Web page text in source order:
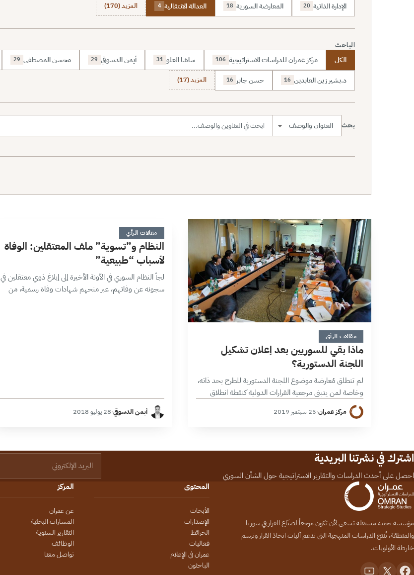
الإدارة الذاتية 20 المعارضة السورية 18 العدالة الانتقالية 4 المزيد (170)
الباحث
الكل مركز عمران للدراسات الاستراتيجية 106 ساشا العلو 31 أيمن الدسوقي 29 محسن المصطفى 29
د.بشير زين العابدين 16 حسن جابر 16 المزيد (17)
بحث نطاق البحث
5 دقائق
مقالات الرأي
ماذا بقي للسوريين بعد إعلان تشكيل
اللجنة الدستورية؟
لم تنطلق مُعارضة موضوع اللجنة الدستورية للطرح بحد ذاته،
وخاصة لمن يتبنى مرجعية القرارات الدولية كنقطة انطلاق
لحل المعضلة السورية، فموضوع طرح دستور جديد للبلاد،
يشغل حيزاً ما من فقرات…
مركز عمران·25 سبتمبر 2019
ا3 دقائق
مقالات الرأي
النظام و”تسوية” ملف المعتقلين: الوفاة
لأسباب “طبيعية”
لجأ النظام السوري في الآونة الأخيرة إلى إبلاغ ذوي معتقلين في
سجونه عن وفاتهم، عبر منحهم شهادات وفاة رسمية، من
أيمن الدسوقي·28 يوليو 2018
اشترك في نشرتنا البريدية
احصل على أحدث الدراسات والتقارير الاستراتيجية حول الشأن السوري
مؤسسة بحثية مستقلة تسعى لأن تكون مرجعاً لصنّاع القرار في سوريا
والمنطقة، تُنتج الدراسات المنهجية التي تدعم آليات اتخاذ القرار وترسم
خارطة الأولويات.
المحتوى
الأبحاث
الإصدارات
الخرائط
فعاليات
عمران في الإعلام
الباحثون
المركز
عن عمران
المسارات البحثية
التقارير السنوية
الوظائف
تواصل معنا